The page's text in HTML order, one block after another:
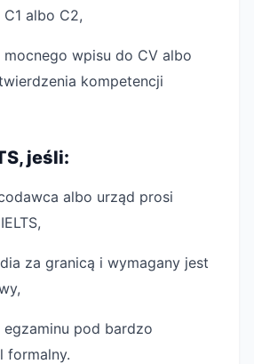
albo C2,
wpisu do CV albo
kompetencji
jeśli:
albo urząd prosi
za granicą i wymagany jest
pod bardzo
formalny.